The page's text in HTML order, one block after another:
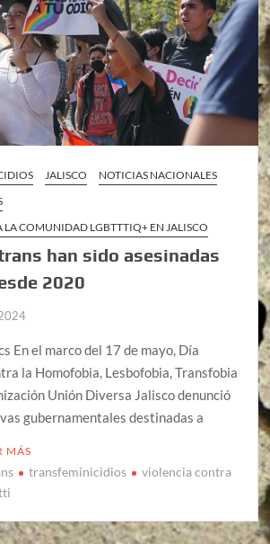
JALISCO
NOTICIAS NACIONALES
COMUNIDAD LGBTTTIQ+ EN JALISCO
han sido asesinadas
2020
En el marco del 17 de mayo, Día
la Homofobia, Lesbofobia, Transfobia
Unión Diversa Jalisco denunció
gubernamentales destinadas a
MÁS
transfeminicidios
violencia contra